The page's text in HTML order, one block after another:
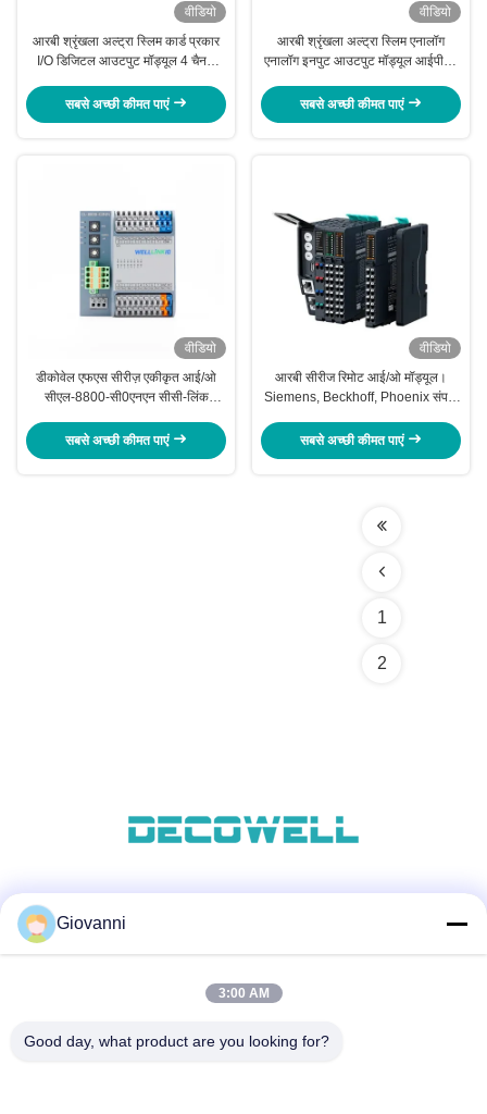
वीडियो
आरबी श्रृंखला अल्ट्रा स्लिम कार्ड प्रकार
I/O डिजिटल आउटपुट मॉड्यूल 4 चैनल
सबसे अच्छी कीमत पाएं
वीडियो
आरबी श्रृंखला अल्ट्रा स्लिम एनालॉग
एनालॉग इनपुट आउटपुट मॉड्यूल आईपी20
सबसे अच्छी कीमत पाएं
वीडियो
डीकोवेल एफएस सीरीज़ एकीकृत आई/ओ
सीएल-8800-सी0एनएन सीसी-लिंक
सबसे अच्छी कीमत पाएं
वीडियो
आरबी सीरीज रिमोट आई/ओ मॉड्यूल।
Siemens, Beckhoff, Phoenix संपर्क
सबसे अच्छी कीमत पाएं
1
2
टेलीफोन
Giovanni
3:00 AM
Good day, what product are you looking for?